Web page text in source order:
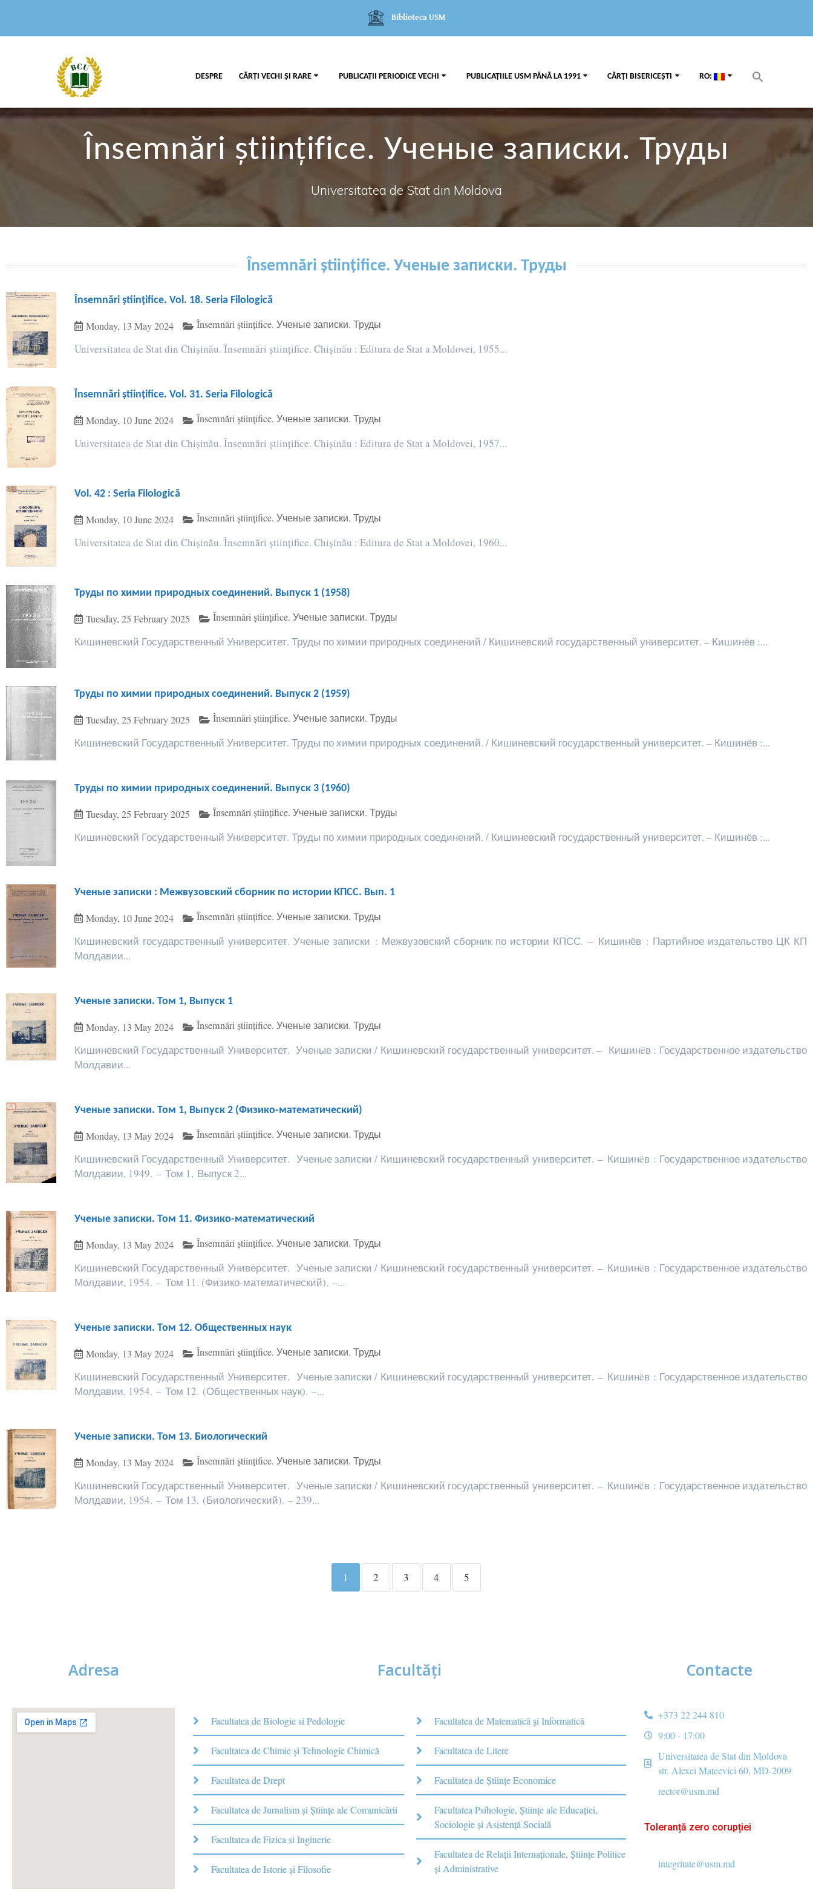
Biblioteca USM
DESPRE CĂRȚI VECHI ȘI RARE PUBLICAȚII PERIODICE VECHI PUBLICAȚIILE USM PÂNĂ LA 1991 CĂRȚI BISERICEȘTI RO:
Însemnări științifice. Ученые записки. Труды
Universitatea de Stat din Moldova
Însemnări științifice. Ученые записки. Труды
Însemnări științifice. Vol. 18. Seria Filologică
Monday, 13 May 2024 Însemnări științifice. Ученые записки. Труды
Universitatea de Stat din Chișinău. Însemnări științifice. Chișinău : Editura de Stat a Moldovei, 1955...
Însemnări științifice. Vol. 31. Seria Filologică
Monday, 10 June 2024 Însemnări științifice. Ученые записки. Труды
Universitatea de Stat din Chișinău. Însemnări științifice. Chișinău : Editura de Stat a Moldovei, 1957...
Vol. 42 : Seria Filologică
Monday, 10 June 2024 Însemnări științifice. Ученые записки. Труды
Universitatea de Stat din Chișinău. Însemnări științifice. Chișinău : Editura de Stat a Moldovei, 1960...
Труды по химии природных соединений. Выпуск 1 (1958)
Tuesday, 25 February 2025 Însemnări științifice. Ученые записки. Труды
Кишиневский Государственный Университет. Труды по химии природных соединений / Кишиневский государственный университет. – Кишинёв :...
Труды по химии природных соединений. Выпуск 2 (1959)
Tuesday, 25 February 2025 Însemnări științifice. Ученые записки. Труды
Кишиневский Государственный Университет. Труды по химии природных соединений. / Кишиневский государственный университет. – Кишинёв :...
Труды по химии природных соединений. Выпуск 3 (1960)
Tuesday, 25 February 2025 Însemnări științifice. Ученые записки. Труды
Кишиневский Государственный Университет. Труды по химии природных соединений. / Кишиневский государственный университет. – Кишинёв :...
Ученые записки : Межвузовский сборник по истории КПСС. Вып. 1
Monday, 10 June 2024 Însemnări științifice. Ученые записки. Труды
Кишиневский государственный университет. Ученые записки : Межвузовский сборник по истории КПСС. – Кишинёв : Партийное издательство ЦК КП
Молдавии...
Ученые записки. Том 1, Выпуск 1
Monday, 13 May 2024 Însemnări științifice. Ученые записки. Труды
Кишиневский Государственный Университет. Ученые записки / Кишиневский государственный университет. – Кишинëв : Государственное издательство
Молдавии...
Ученые записки. Том 1, Выпуск 2 (Физико-математический)
Monday, 13 May 2024 Însemnări științifice. Ученые записки. Труды
Кишиневский Государственный Университет. Ученые записки / Кишиневский государственный университет. – Кишинëв : Государственное издательство
Молдавии, 1949. – Том 1, Выпуск 2...
Ученые записки. Том 11. Физико-математический
Monday, 13 May 2024 Însemnări științifice. Ученые записки. Труды
Кишиневский Государственный Университет. Ученые записки / Кишиневский государственный университет. – Кишинëв : Государственное издательство
Молдавии, 1954. – Том 11. (Физико-математический). –...
Ученые записки. Том 12. Общественных наук
Monday, 13 May 2024 Însemnări științifice. Ученые записки. Труды
Кишиневский Государственный Университет. Ученые записки / Кишиневский государственный университет. – Кишинëв : Государственное издательство
Молдавии, 1954. – Том 12. (Общественных наук). –...
Ученые записки. Том 13. Биологический
Monday, 13 May 2024 Însemnări științifice. Ученые записки. Труды
Кишиневский Государственный Университет. Ученые записки / Кишиневский государственный университет. – Кишинëв : Государственное издательство
Молдавии, 1954. – Том 13. (Биологический). – 239...
1 2 3 4 5
Adresa Facultăţi
Facultatea de Biologie si Pedologie
Facultatea de Chimie şi Tehnologie Chimică
Facultatea de Drept
Facultatea de Jurnalism şi Ştiinţe ale Comunicării
Facultatea de Fizica si Inginerie
Facultatea de Istorie şi Filosofie
Facultatea de Matematică şi Informatică
Facultatea de Litere
Facultatea de Științe Economice
Facultatea Psihologie, Ştiinţe ale Educaţiei,
Sociologie și Asistență Socială
Facultatea de Relaţii Internaţionale, Ştiinţe Politice
şi Administrative
Contacte
+373 22 244 810
9:00 - 17:00
Universitatea de Stat din Moldova
str. Alexei Mateevici 60, MD-2009
rector@usm.md
Toleranță zero corupției
integritate@usm.md